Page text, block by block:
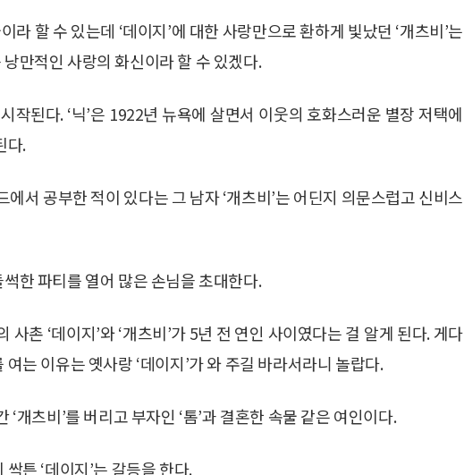
라 할 수 있는데 ‘데이지’에 대한 사랑만으로 환하게 빛났던 ‘개츠비’는
만적인 사랑의 화신이라 할 수 있겠다.
작된다. ‘닉’은 1922년 뉴욕에 살면서 이웃의 호화스러운 별장 저택에
다.
서 공부한 적이 있다는 그 남자 ‘개츠비’는 어딘지 의문스럽고 신비스
한 파티를 열어 많은 손님을 초대한다.
사촌 ‘데이지’와 ‘개츠비’가 5년 전 연인 사이였다는 걸 알게 된다. 게다
는 이유는 옛사랑 ‘데이지’가 와 주길 바라서라니 놀랍다.
‘개츠비’를 버리고 부자인 ‘톰’과 결혼한 속물 같은 여인이다.
튼 ‘데이지’는 갈등을 한다.